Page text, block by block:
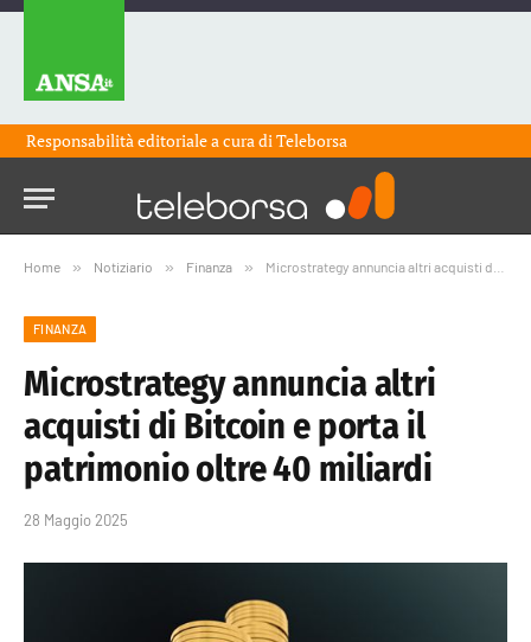
Responsabilità editoriale a cura diTeleborsa
Home » Notiziario » Finanza » Microstrategy annuncia altri acquisti di Bitcoin e porta il patrimonio oltre 40 miliardi
FINANZA
Microstrategy annuncia altri
acquisti di Bitcoin e porta il
patrimonio oltre 40 miliardi
28 Maggio 2025